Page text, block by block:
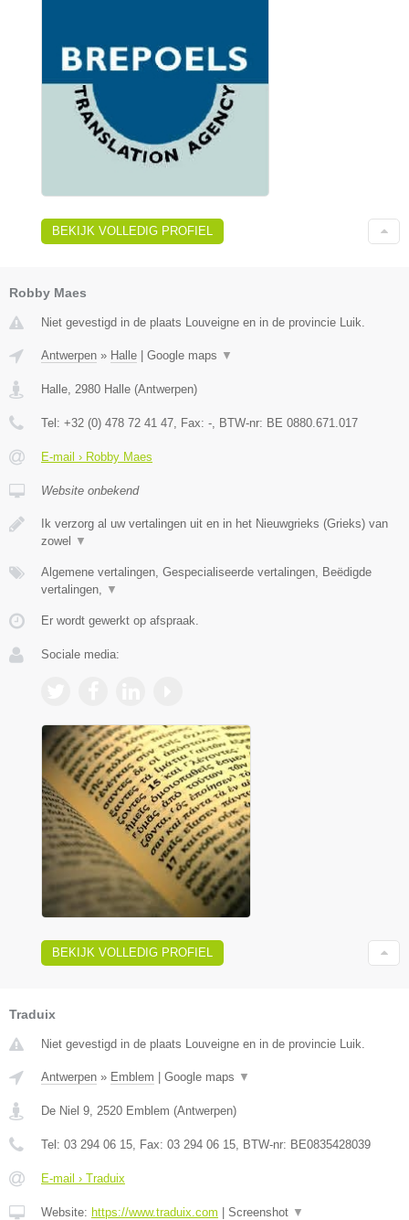
BEKIJK VOLLEDIG PROFIEL
Robby Maes
Niet gevestigd in de plaats Louveigne en in de provincie Luik.
Antwerpen » Halle Google maps ▼
Halle 2980 Halle (Antwerpen)
Tel: +32 (0) 478 72 41 47 , Fax: - , BTW-nr: BE 0880.671.017
E-mail › Robby Maes
Website onbekend
Ik verzorg al uw vertalingen uit en in het Nieuwgrieks (Grieks) van
zowel
▼
Algemene vertalingen, Gespecialiseerde vertalingen, Beëdigde
vertalingen,
▼
Er wordt gewerkt op afspraak.
Sociale media:
BEKIJK VOLLEDIG PROFIEL
Traduix
Niet gevestigd in de plaats Louveigne en in de provincie Luik.
Antwerpen » Emblem Google maps ▼
De Niel 9, 2520 Emblem (Antwerpen)
Tel: 03 294 06 15, Fax: 03 294 06 15, BTW-nr: BE0835428039
E-mail › Traduix
Website: https://www.traduix.com Screenshot ▼